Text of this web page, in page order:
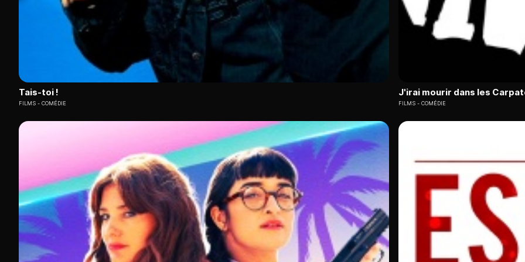
Tais-toi !
FILMS COMÉDIE
J'irai mourir dans les
FILMS COMÉDIE